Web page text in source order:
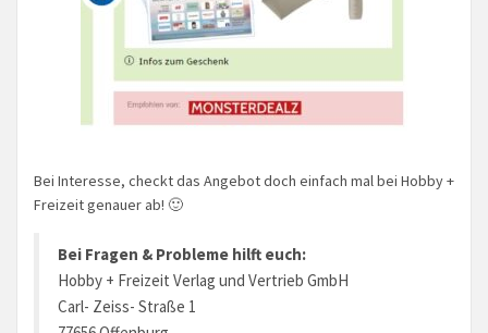
Bei Interesse, checkt das Angebot doch einfach mal bei Hobby +
Freizeit genauer ab! 🙂
Bei Fragen & Probleme hilft euch:
Hobby + Freizeit Verlag und Vertrieb GmbH
Carl- Zeiss- Straße 1